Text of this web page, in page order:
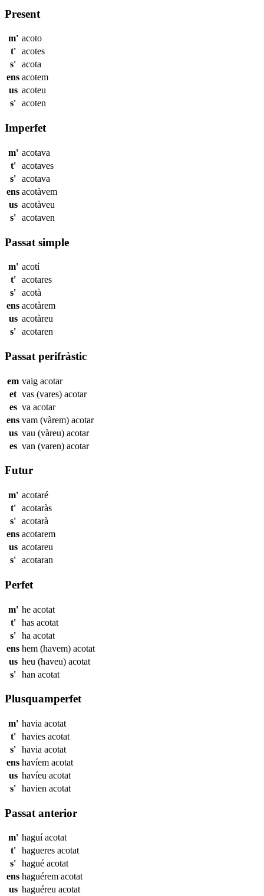
Present
m' acoto
t'
acotes
s' acota
ens acotem
us acoteu
s' acoten
Imperfet
m' acotava
t'
acotaves
s' acotava
ens acotàvem
us acotàveu
s' acotaven
Passat simple
m' acotí
t'
acotares
s' acotà
ens acotàrem
us acotàreu
s' acotaren
Passat perifràstic
em vaig acotar
et vas (vares) acotar
es va acotar
ens vam (vàrem) acotar
us vau (vàreu) acotar
es van (varen) acotar
Futur
m' acotaré
t'
acotaràs
s' acotarà
ens acotarem
us acotareu
s' acotaran
Perfet
m' he acotat
t'
has acotat
s' ha acotat
ens hem (havem) acotat
us heu (haveu) acotat
s' han acotat
Plusquamperfet
m' havia acotat
t'
havies acotat
s' havia acotat
ens havíem acotat
us havíeu acotat
s' havien acotat
Passat anterior
m' haguíacotat
t'
hagueres acotat
s' hagué acotat
ens haguérem acotat
us haguéreu acotat